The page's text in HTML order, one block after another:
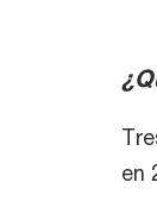
en